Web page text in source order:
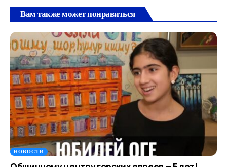
Вам также может понравиться
НОВОСТИ